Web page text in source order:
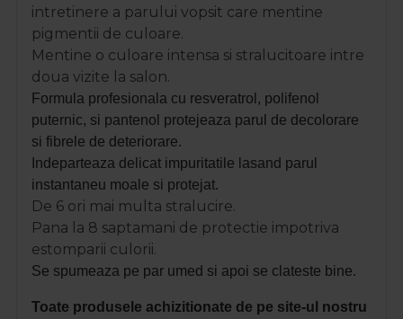
intretinere a parului vopsit care mentine
pigmentii de culoare.
Mentine o culoare intensa si stralucitoare intre
doua vizite la salon.
Formula profesionala cu resveratrol, polifenol
puternic, si pantenol protejeaza parul de decolorare
si fibrele de deteriorare.
Indeparteaza delicat impuritatile lasand parul
instantaneu moale si protejat.
De 6 ori mai multa stralucire.
Pana la 8 saptamani de protectie impotriva
estomparii culorii.
Se spumeaza pe par umed si apoi se clateste bine.
Toate produsele achizitionate de pe site-ul nostru